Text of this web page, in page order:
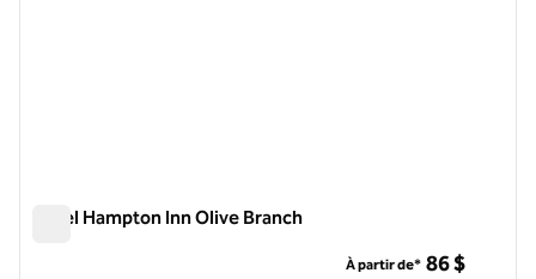
Hôtel Hampton Inn Olive Branch
À partir de* 86 $